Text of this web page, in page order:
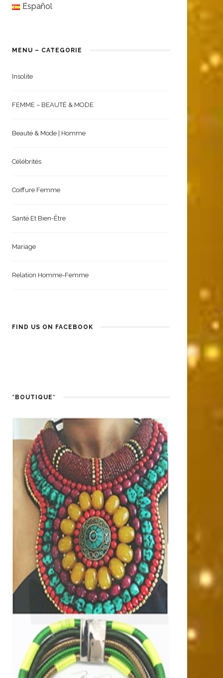
Español
MENU – CATEGORIE
Insolite
FEMME – BEAUTÉ & MODE
Beauté & Mode | Homme
Célébrités
Coiffure Femme
Santé Et Bien-Être
Mariage
Relation Homme-Femme
FIND US ON FACEBOOK
*BOUTIQUE*